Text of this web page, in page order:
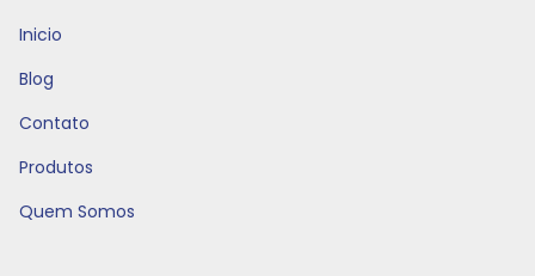
Inicio
Blog
Contato
Produtos
Quem Somos